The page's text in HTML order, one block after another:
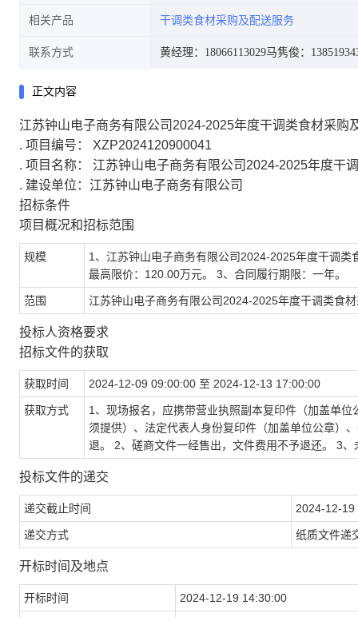
相关产品 干调类食材采购及配送服务
联系方式 黄经理：18066113029马隽俊：
正文内容
江苏钟山电子商务有限公司2024-2025年度干调类食材采购
. 项目编号： XZP2024120900041
. 项目名称： 江苏钟山电子商务有限公司2024-2025年度干
. 建设单位：江苏钟山电子商务有限公司
招标条件
项目概况和招标范围
规模
1、江苏钟山电子商务有限公司2024-2025年度干调
最高限价：120.00万元。 3、合同履行期限：一年。
范围 江苏钟山电子商务有限公司2024-2025年度干调类食
投标人资格要求
招标文件的获取
获取时间 2024-12-09 09:00:00 至 2024-12-13 17:00:00
获取方式
1、现场报名，应携带营业执照副本复印件（加盖单
须提供）、法定代表人身份复印件（加盖单位公章）
退。 2、磋商文件一经售出，文件费用不予退还。 3
投标文件的递交
递交截止时间 2024-12-19
递交方式 纸质文件递
开标时间及地点
开标时间 2024-12-19 14:30:00